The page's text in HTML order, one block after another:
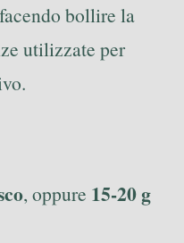
bollire la
utilizzate per
, oppure 15-20 g